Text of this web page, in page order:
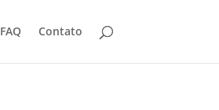
FAQ Contato